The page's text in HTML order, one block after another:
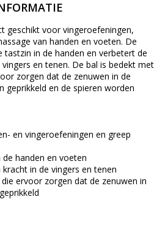
geschikt voor vingeroefeningen,
van handen en voeten. De
tastzin in de handen en verbetert de
en tenen. De bal is bedekt met
zorgen dat de zenuwen in de
geprikkeld en de spieren worden
en vingeroefeningen en greep
handen en voeten
in de vingers en tenen
ervoor zorgen dat de zenuwen in